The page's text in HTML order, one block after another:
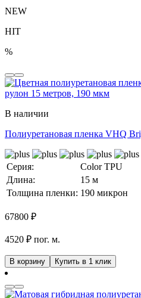
NEW
HIT
%
В наличии
Полиуретановая пленка VHQ
Серия:
Color TPU
Длина:
15 м
Толщина пленки: 190 микрон
67800 ₽
4520 ₽ пог. м.
В корзину Купить в 1 клик